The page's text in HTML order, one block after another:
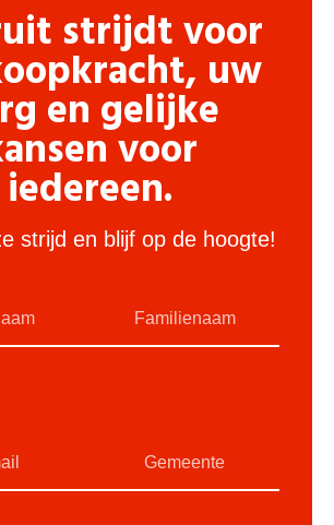
strijdt voor
uw
en gelijke
voor
iedereen.
strijd en blijf op de hoogte!